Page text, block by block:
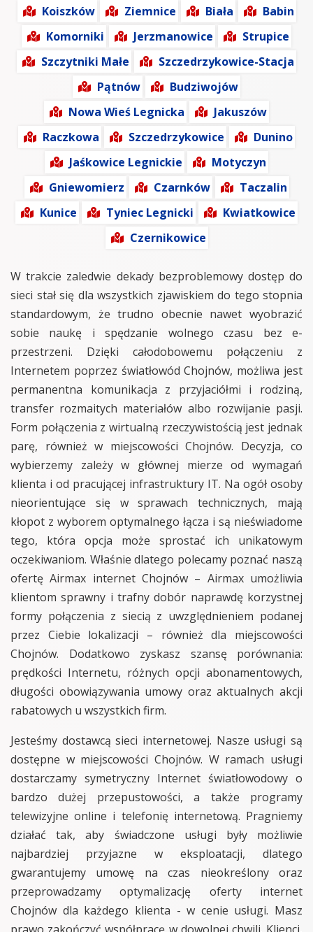
Koiszków
Ziemnice Biała
Babin
Komorniki
Jerzmanowice
Strupice
Szczytniki Małe
Szczedrzykowice-Stacja
Pątnów
Budziwojów
Nowa Wieś Legnicka
Jakuszów
Raczkowa
Szczedrzykowice
Dunino
Jaśkowice Legnickie
Motyczyn
Gniewomierz
Czarnków
Taczalin
Kunice
Tyniec Legnicki
Kwiatkowice
Czernikowice
W trakcie zaledwie dekady bezproblemowy dostęp do
sieci stał się dla wszystkich zjawiskiem do tego stopnia
standardowym, że trudno obecnie nawet wyobrazić
sobie naukę i spędzanie wolnego czasu bez e-
przestrzeni. Dzięki całodobowemu połączeniu z
Internetem poprzez światłowód Chojnów, możliwa jest
permanentna komunikacja z przyjaciółmi i rodziną,
transfer rozmaitych materiałów albo rozwijanie pasji.
Form połączenia z wirtualną rzeczywistością jest jednak
parę, również w miejscowości Chojnów. Decyzja, co
wybierzemy zależy w głównej mierze od wymagań
klienta i od pracującej infrastruktury IT. Na ogół osoby
nieorientujące się w sprawach technicznych, mają
kłopot z wyborem optymalnego łącza i są nieświadome
tego, która opcja może sprostać ich unikatowym
oczekiwaniom. Właśnie dlatego polecamy poznać naszą
ofertę Airmax internet Chojnów – Airmax umożliwia
klientom sprawny i trafny dobór naprawdę korzystnej
formy połączenia z siecią z uwzględnieniem podanej
przez Ciebie lokalizacji – również dla miejscowości
Chojnów. Dodatkowo zyskasz szansę porównania:
prędkości Internetu, różnych opcji abonamentowych,
długości obowiązywania umowy oraz aktualnych akcji
rabatowych u wszystkich firm.
Jesteśmy dostawcą sieci internetowej. Nasze usługi są
dostępne w miejscowości Chojnów. W ramach usługi
dostarczamy symetryczny Internet światłowodowy o
bardzo dużej przepustowości, a także programy
telewizyjne online i telefonię internetową. Pragniemy
działać tak, aby świadczone usługi były możliwie
najbardziej przyjazne w eksploatacji, dlatego
gwarantujemy umowę na czas nieokreślony oraz
przeprowadzamy optymalizację oferty internet
Chojnów dla każdego klienta - w cenie usługi. Masz